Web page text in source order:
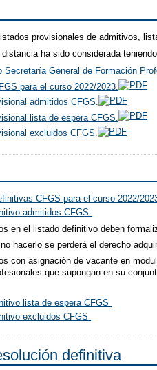
provisionales de admitivos,
ha sido considerada
Secretaría General de Formación
para el curso 2022/2023.
admitidos CFGS.
lista de espera CFGS.
excluidos CFGS.
CFGS para el curso 2022/
admitidos CFGS
en el listado definitivo deben
hacerlo se perderá el derecho
con asignación de vacante en
que supongan en su
lista de espera CFGS
excluidos CFGS
definitiva